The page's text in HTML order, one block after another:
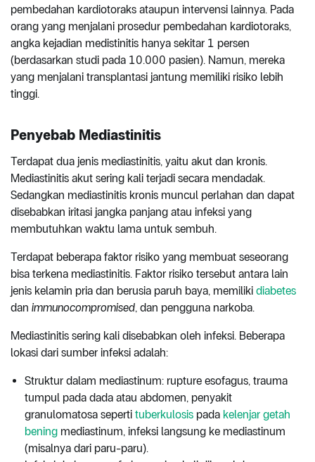
pembedahan kardiotoraks ataupun intervensi lainnya. Pada
orang yang menjalani prosedur pembedahan kardiotoraks,
angka kejadian medistinitis hanya sekitar 1 persen
(berdasarkan studi pada 10.000 pasien). Namun, mereka
yang menjalani transplantasi jantung memiliki risiko lebih
tinggi.
Penyebab Mediastinitis
Terdapat dua jenis mediastinitis, yaitu akut dan kronis.
Mediastinitis akut sering kali terjadi secara mendadak.
Sedangkan mediastinitis kronis muncul perlahan dan dapat
disebabkan iritasi jangka panjang atau infeksi yang
membutuhkan waktu lama untuk sembuh.
Terdapat beberapa faktor risiko yang membuat seseorang
bisa terkena mediastinitis. Faktor risiko tersebut antara lain
jenis kelamin pria dan berusia paruh baya, memiliki diabetes
dan immunocompromised, dan pengguna narkoba.
Mediastinitis sering kali disebabkan oleh infeksi. Beberapa
lokasi dari sumber infeksi adalah:
Struktur dalam mediastinum: rupture esofagus, trauma
tumpul pada dada atau abdomen, penyakit
granulomatosa seperti tuberkulosis pada kelenjar getah
bening mediastinum, infeksi langsung ke mediastinum
(misalnya dari paru-paru).